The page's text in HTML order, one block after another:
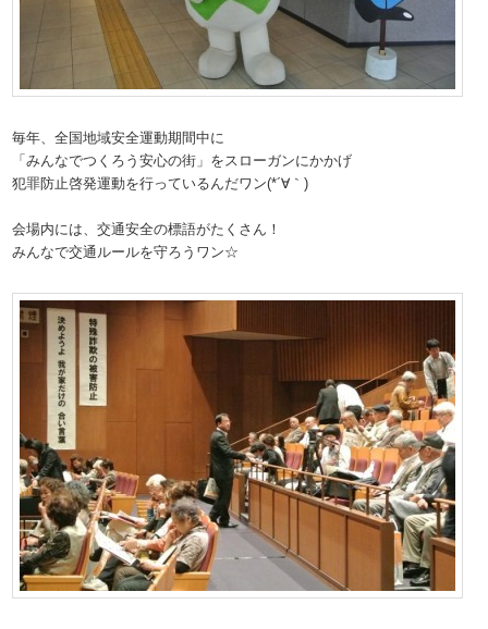
毎年、全国地域安全運動期間中に
「みんなでつくろう安心の街」をスローガンにかかげ
犯罪防止啓発運動を行っているんだワン(*´∀｀)
会場内には、交通安全の標語がたくさん！
みんなで交通ルールを守ろうワン☆